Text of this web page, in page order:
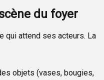
du foyer
qui attend ses acteurs. La
objets (vases, bougies,